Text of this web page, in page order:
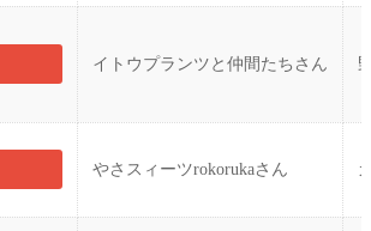
イトウプランツと仲間たちさん
やさスィーツrokorukaさん